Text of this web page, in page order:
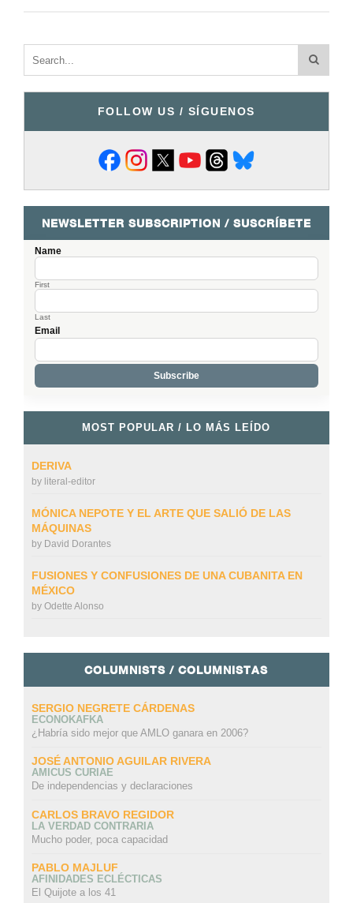
FOLLOW US / SÍGUENOS
NEWSLETTER SUBSCRIPTION / SUSCRÍBETE
Name
First
Last
Email
MOST POPULAR / LO MÁS LEÍDO
DERIVA
by literal-editor
MÓNICA NEPOTE Y EL ARTE QUE SALIÓ DE LAS
MÁQUINAS
by David Dorantes
FUSIONES Y CONFUSIONES DE UNA CUBANITA EN
MÉXICO
by Odette Alonso
COLUMNISTS / COLUMNISTAS
SERGIO NEGRETE CÁRDENAS
ECONOKAFKA
¿Habría sido mejor que AMLO ganara en 2006?
JOSÉ ANTONIO AGUILAR RIVERA
AMICUS CURIAE
De independencias y declaraciones
CARLOS BRAVO REGIDOR
LA VERDAD CONTRARIA
Mucho poder, poca capacidad
PABLO MAJLUF
AFINIDADES ECLÉCTICAS
El Quijote a los 41